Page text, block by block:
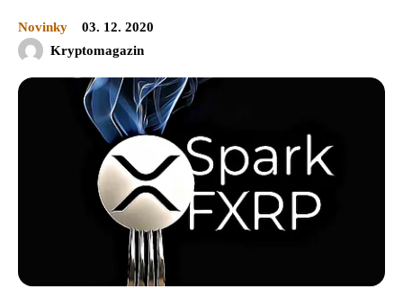
Novinky
03. 12. 2020
Kryptomagazin